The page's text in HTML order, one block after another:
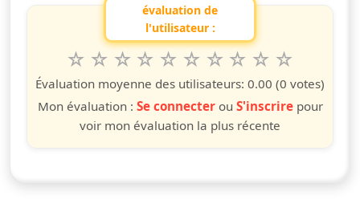
évaluation de
l'utilisateur :
questo spettacolo da 1 a 10 étoiles
10
étoiles
9
étoiles
8
étoiles
7
étoiles
6
étoiles
5
étoiles
4
étoiles
3
étoiles
2
étoiles
étoile
Évaluation moyenne des utilisateurs: 0.00 (0 votes)
Mon évaluation : Se connecterou S'inscrirepour
voir mon évaluation la plus récente